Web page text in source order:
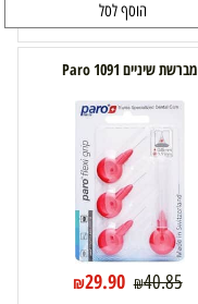
הוסף לסל
מברשת שיניים 1091 Paro
₪40.85
₪29.90